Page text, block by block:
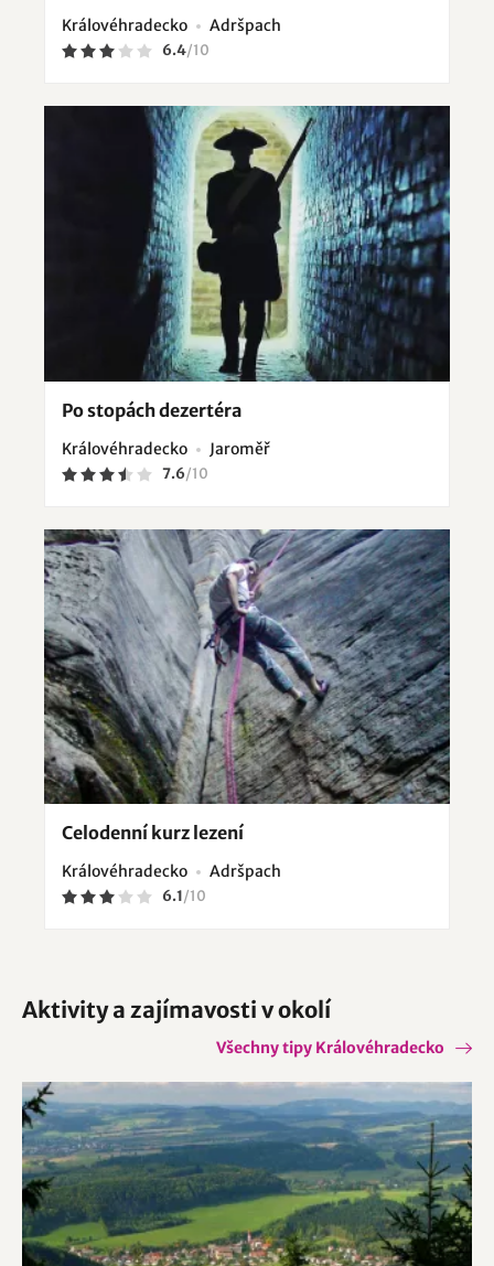
Královéhradecko Adršpach
6.4/10
Po stopách dezertéra
Královéhradecko Jaroměř
7.6/10
Celodenní kurz lezení
Královéhradecko Adršpach
6.1/10
Aktivity a zajímavosti v okolí
Všechny tipy Královéhradecko